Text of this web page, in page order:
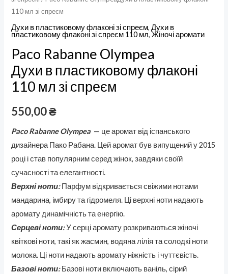
110 мл зі спреєм
Духи в пластиковому флаконі зі спреєм,Духи в
пластиковому флаконі зі спреєм 110 мл,Жіночі аромати
Paco Rabanne Olympea
Духи в пластиковому флаконі
110 мл зі спреєм
550,00₴
Paco Rabanne Olympea — це аромат від іспанського
дизайнера Пако Рабана. Цей аромат був випущений у 2015
році і став популярним серед жінок, завдяки своїй
сучасності та елегантності.
Верхні ноти:Парфум відкривається свіжими нотами
мандарина, імбиру та гідромеля. Ці верхні ноти надають
аромату динамічність та енергію.
Серцеві ноти:У серці аромату розкриваються жіночі
квіткові ноти, такі як жасмин, водяна лілія та солодкі ноти
молока. Ці ноти надають аромату ніжність і чуттєвість.
Базові ноти:Базові ноти включають ваніль, сірий